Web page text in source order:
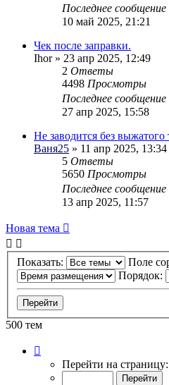
Последнее сообщение
10 май 2025, 21:21
Чек после заправки.
Ihor» 23 апр 2025, 12:49
2 Ответы
4498 Просмотры
Последнее сообщение
27 апр 2025, 15:58
Не заводится без
Ваня25 » 11 апр 2025, 13:34
5 Ответы
5650 Просмотры
Последнее сообщение
13 апр 2025, 11:57
Новая тема
Показать:
Поле
Порядок:
500 тем
Перейти на страницу: